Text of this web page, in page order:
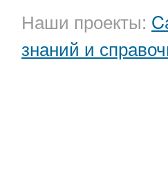
Наши проекты:
знаний и